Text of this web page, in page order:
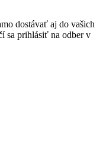
dostávať aj do vašich
sa prihlásiť na odber v